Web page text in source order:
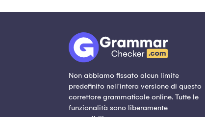
Non abbiamo fissato alcun limite
predefinito nell'intera versione di questo
correttore grammaticale online. Tutte le
funzionalità sono liberamente